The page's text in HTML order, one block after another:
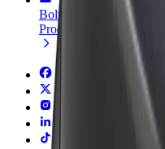
Bolt for Business
Produkty a služby